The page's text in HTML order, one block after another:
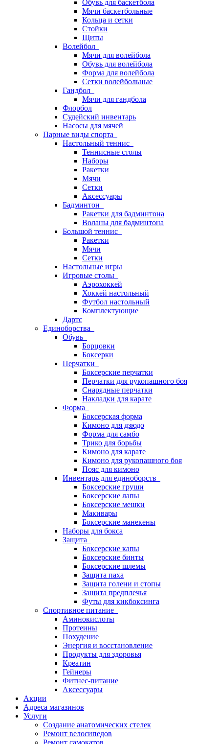
Обувь для баскетбола
Мячи баскетбольные
Кольца и сетки
Стойки
Щиты
Волейбол
Мячи для волейбола
Обувь для волейбола
Форма для волейбола
Сетки волейбольные
Гандбол
Мячи для гандбола
Флорбол
Судейский инвентарь
Насосы для мячей
Парные виды спорта
Настольный теннис
Теннисные столы
Наборы
Ракетки
Мячи
Сетки
Аксессуары
Бадминтон
Ракетки для бадминтона
Воланы для бадминтона
Большой теннис
Ракетки
Мячи
Сетки
Настольные игры
Игровые столы
Аэрохоккей
Хоккей настольный
Футбол настольный
Комплектующие
Дартс
Единоборства
Обувь
Борцовки
Боксерки
Перчатки
Боксерские перчатки
Перчатки для рукопашного боя
Снарядные перчатки
Накладки для карате
Форма
Боксерская форма
Кимоно для дзюдо
Форма для самбо
Трико для борьбы
Кимоно для карате
Кимоно для рукопашного боя
Пояс для кимоно
Инвентарь для единоборств
Боксерские груши
Боксерские лапы
Боксерские мешки
Макивары
Боксерские манекены
Наборы для бокса
Защита
Боксерские капы
Боксерские бинты
Боксерские шлемы
Защита паха
Защита голени и стопы
Защита предплечья
Футы для кикбоксинга
Спортивное питание
Аминокислоты
Протеины
Похудение
Энергия и восстановление
Продукты для здоровья
Креатин
Гейнеры
Фитнес-питание
Аксессуары
Акции
Адреса магазинов
Услуги
Создание анатомических стелек
Ремонт велосипедов
Ремонт самокатов